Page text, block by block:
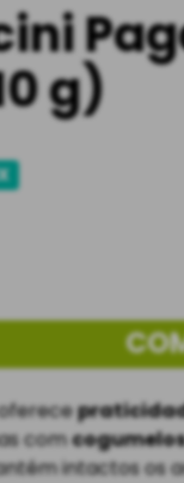
g)
com
intactos os